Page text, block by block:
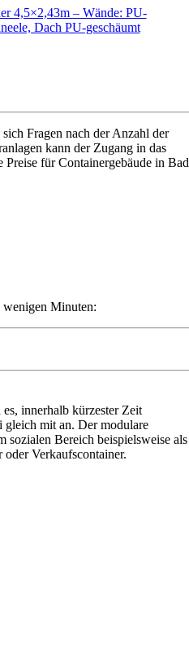
4,5×2,43m – Wände: PU-
Dach PU-geschäumt
Fragen nach der Anzahl der
kann der Zugang in das
für Containergebäude in Bad
Minuten:
innerhalb kürzester Zeit
gleich mit an. Der modulare
sozialen Bereich beispielsweise als
Verkaufscontainer.